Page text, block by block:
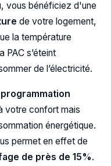
vous bénéficiez d'une
de votre logement,
la température
PAC s’éteint
de l’électricité.
votre confort mais
énergétique.
permet en effet de
de près de 15%.